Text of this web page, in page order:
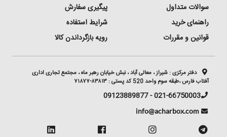
سوالات متداول
راهنمای خرید
قوانین و مقررات
پیگیری سفارش
شرایط استفاده
رویه بازگرداندن کالا
دفتر مرکزی : شیراز ، معالی آباد ، نبش خیابان رهبر ماه ، مجتمع تجاری اداری
آفتاب فارس ،طبقه سوم واحد 520 کد پستی : ۸۳۸۱۳-۷۱۸۷۷
021-66750003 - 09123889877
info@acharbox.com